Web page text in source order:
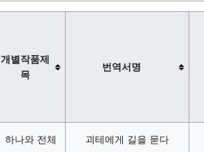
개별작품제
목
번역서명
하나와 전체 괴테에게 길을 묻다